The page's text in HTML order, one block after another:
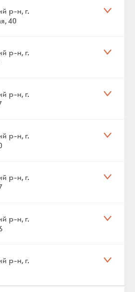
р-н, г.
40
р-н, г.
р-н, г.
р-н, г.
р-н, г.
р-н, г.
р-н, г.